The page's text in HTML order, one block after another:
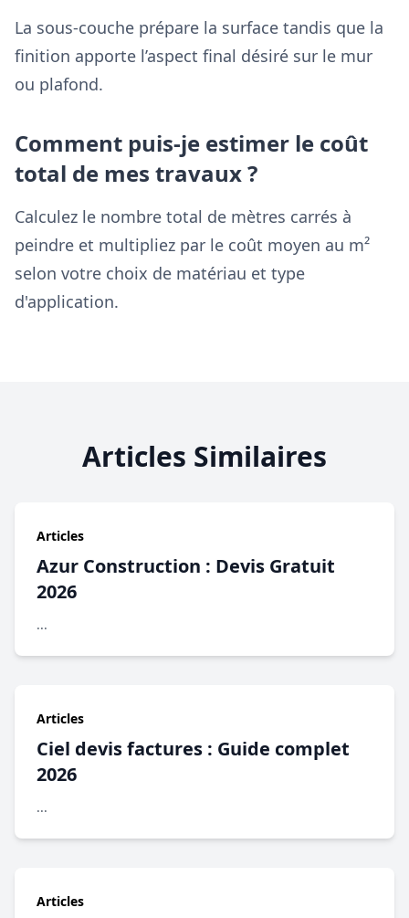
La sous-couche prépare la surface tandis que la
finition apporte l’aspect final désiré sur le mur
ou plafond.
Comment puis-je estimer le coût
total de mes travaux ?
Calculez le nombre total de mètres carrés à
peindre et multipliez par le coût moyen au m²
selon votre choix de matériau et type
d'application.
Articles Similaires
Articles
Azur Construction : Devis Gratuit
2026
...
Articles
Ciel devis factures : Guide complet
2026
...
Articles